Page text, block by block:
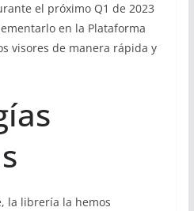
el próximo Q1 de 2023
en la Plataforma
visores de manera rápida y
la librería la hemos